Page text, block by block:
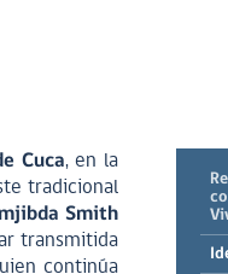
Cuca, en la
tradicional
Smith
transmitida
continúa